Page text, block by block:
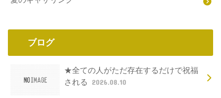
ブログ
★全ての人がただ存在するだけで祝福
される
2026.08.10